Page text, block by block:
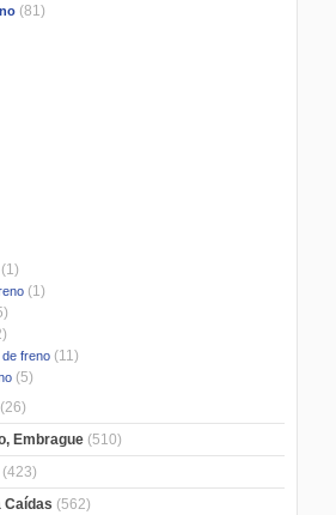
(81)
(1)
(1)
de freno (11)
(5)
(26)
Embrague (510)
(423)
Caídas (562)